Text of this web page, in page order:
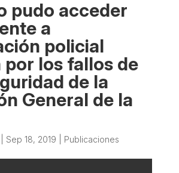
pudo acceder
a
policial
los fallos de
de la
General de la
Sep 18, 2019 Publicaciones